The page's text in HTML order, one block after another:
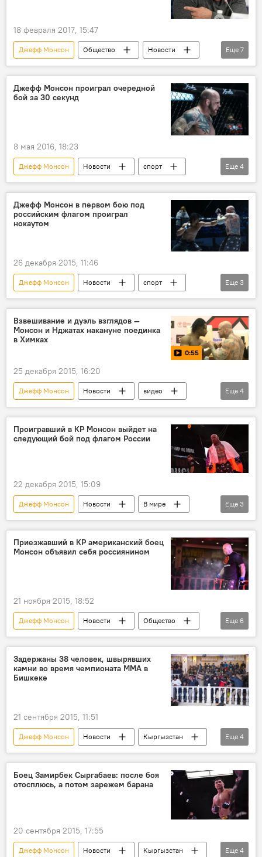
18 февраля 2017, 15:47
Джефф Монсон Общество
Новости
В мире
Россия
BBC News
Чемпионат мира по футболу
футбол
хулиганство
Еще 7
Джефф Монсон проиграл очередной
бой за 30 секунд
8 мая 2016, 18:23
Джефф Монсон Новости
спорт
В мире
Замирбек Сыргабаев
бой
поражение
Еще 4
Джефф Монсон в первом бою под
российским флагом проиграл
нокаутом
26 декабря 2015, 11:46
Джефф Монсон Новости
спорт
В мире
бой Россия
Еще 3
Взвешивание и дуэль взглядов —
Монсон и Нджатах накануне поединка
в Химках
0:55
25 декабря 2015, 16:20
Джефф Монсон Новости
видео
спорт
В мире
Дональд Нджатах
Еще 4
Проигравший в КР Монсон выйдет на
следующий бой под флагом России
22 декабря 2015, 15:09
Джефф Монсон Новости
В мире
спорт
бой Россия
Еще 3
Приезжавший в КР американский боец
Монсон объявил себя россиянином
21 ноября 2015, 18:52
Джефф Монсон Новости
Общество
В мире
Москва
Замирбек Сыргабаев
победа
Россия
Еще 6
Задержаны 38 человек, швырявших
камни во время чемпионата ММА в
Бишкеке
21 сентября 2015, 11:51
Джефф Монсон Новости
Кыргызстан
Общество
камни
бой века
амфитеатр
Еще 4
Боец Замирбек Сыргабаев: после боя
отосплюсь, а потом зарежем барана
20 сентября 2015, 17:55
Джефф Монсон Новости Кыргызстан Еще 4